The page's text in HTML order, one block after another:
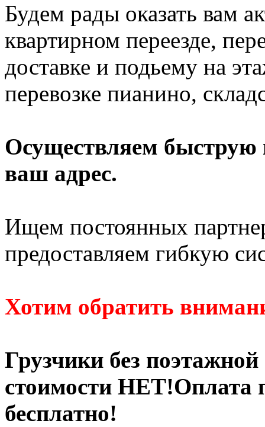
Будем рады оказать вам
квартирном переезде,
доставке и подьему на
перевозке пианино,
Осуществляем быструю
ваш адрес.
Ищем постоянных
предоставляем гибкую
Хотим обратить
Грузчики без
стоимости НЕТ!Оплата
бесплатно!